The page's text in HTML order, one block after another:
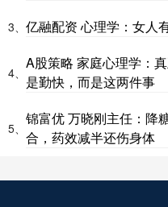
3、 亿融配资 心理学：女人
4、
A股策略 家庭心理学：
是勤快，而是这两件事
5、
锦富优 万晓刚主任：降
合，药效减半还伤身体